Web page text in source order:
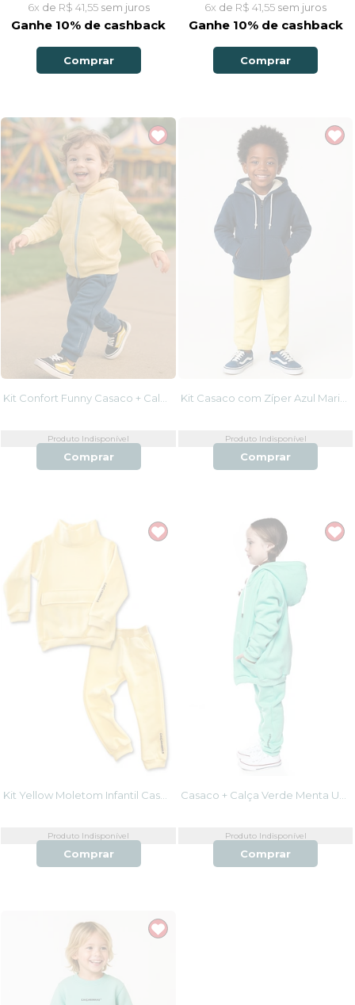
6x de R$ 41,55sem juros
Ganhe 10% de cashback
Comprar
6x de R$ 41,55 sem juros
Ganhe 10% de cashback
Comprar
Kit Confort Funny Casaco + Calça moletom encorpado
Produto Indisponível
Comprar
Kit Casaco com Zíper Azul Marinho e Calça Jogger Amarelo Moletom Confort
Produto Indisponível
Comprar
Produto Indisponível
Comprar
Produto Indisponível
Comprar